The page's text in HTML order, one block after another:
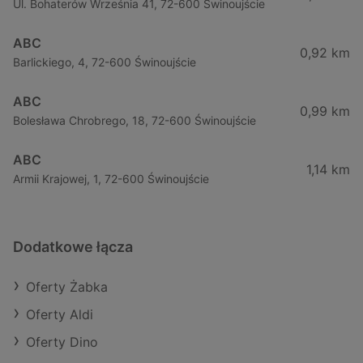
Ul. Bohaterów Września 41, 72-600 Świnoujście
ABC
Barlickiego, 4, 72-600 Świnoujście
0,92 km
ABC
Bolesława Chrobrego, 18, 72-600 Świnoujście
0,99 km
ABC
Armii Krajowej, 1, 72-600 Świnoujście
1,14 km
Dodatkowe łącza
Oferty Żabka
Oferty Aldi
Oferty Dino